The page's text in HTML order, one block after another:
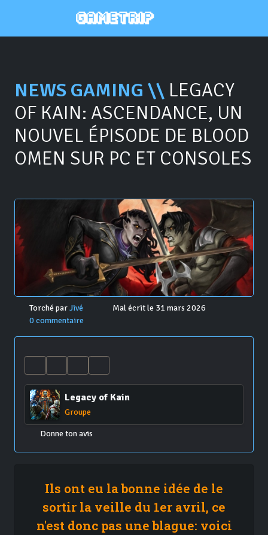
NEWS GAMING \\ LEGACY
OF KAIN: ASCENDANCE, UN
NOUVEL ÉPISODE DE BLOOD
OMEN SUR PC ET CONSOLES
Torché parJivé
Mal écrit le 31 mars 2026
0 commentaire
Legacy of Kain
Groupe
Donne ton avis
Ils ont eu la bonne idée de le
sortir la veille du 1er avril, ce
n'est donc pas une blague: voici